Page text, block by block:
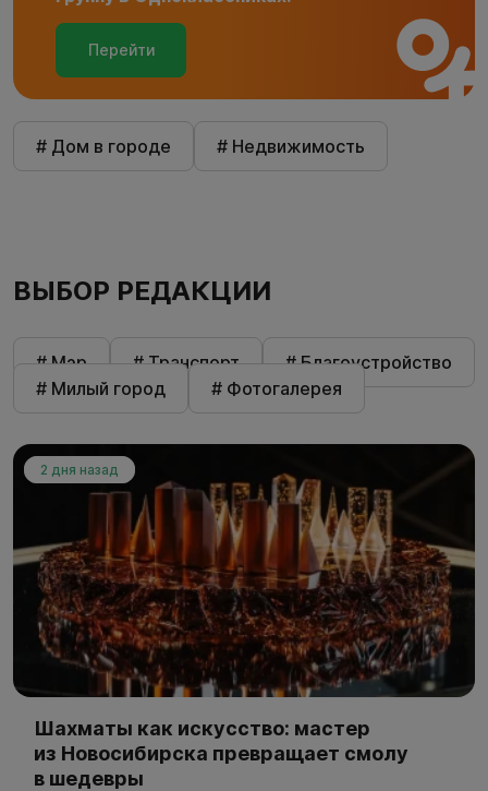
Перейти
# Дом в городе # Недвижимость
ВЫБОР РЕДАКЦИИ
# Мэр # Транспорт
# Благоустройство
# Милый город
# Фотогалерея
2 дня назад
Шахматы как искусство: мастер
из Новосибирска превращает смолу
в шедевры